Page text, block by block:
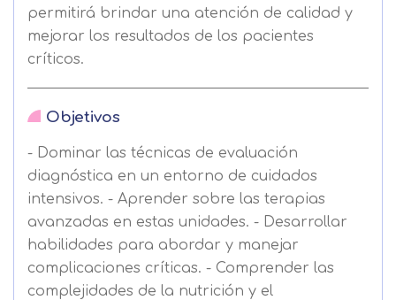
permitirá brindar una atención de calidad y
mejorar los resultados de los pacientes
críticos.
Objetivos
- Dominar las técnicas de evaluación
diagnóstica en un entorno de cuidados
intensivos. - Aprender sobre las terapias
avanzadas en estas unidades. - Desarrollar
habilidades para abordar y manejar
complicaciones críticas. - Comprender las
complejidades de la nutrición y el